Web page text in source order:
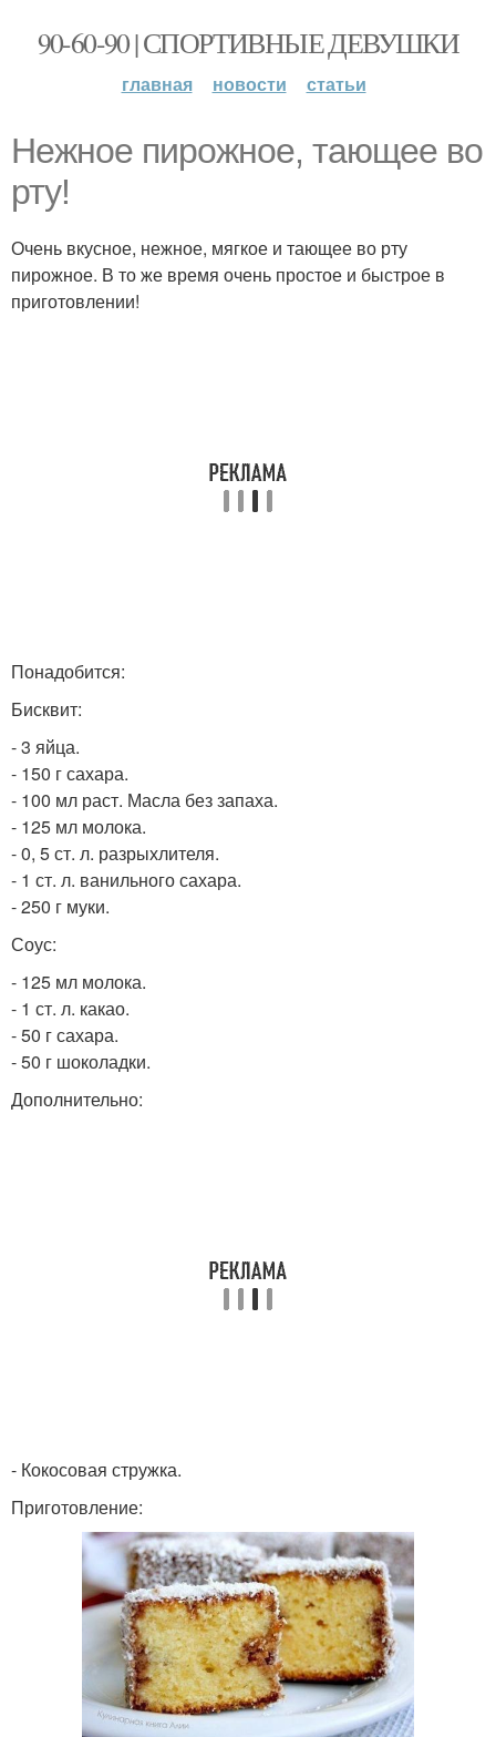
90-60-90 | СПОРТИВНЫЕ ДЕВУШКИ
главная новости статьи
Нежное пирожное, тающее во
рту!
Очень вкусное, нежное, мягкое и тающее во рту
пирожное. В то же время очень простое и быстрое в
приготовлении!
Понадобится:
Бисквит:
- 3 яйца.
- 150 г сахара.
- 100 мл раст. Масла без запаха.
- 125 мл молока.
- 0, 5 ст. л. разрыхлителя.
- 1 ст. л. ванильного сахара.
- 250 г муки.
Соус:
- 125 мл молока.
- 1 ст. л. какао.
- 50 г сахара.
- 50 г шоколадки.
Дополнительно:
- Кокосовая стружка.
Приготовление: